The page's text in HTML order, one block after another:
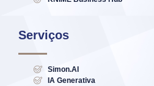
Serviços
Simon.AI
IA Generativa